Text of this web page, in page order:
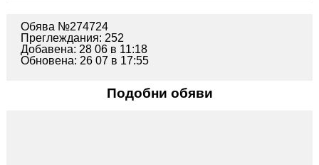
Обява №274724
Преглеждания: 252
Добавена: 28 06 в 11:18
Обновена: 26 07 в 17:55
Подобни обяви